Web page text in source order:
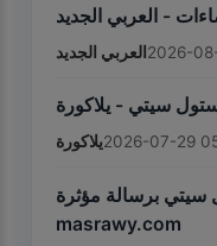
- العربي الجديد
العربي الجديد 2026-
سيتي - يلاكورة
يلاكورة2026-07-29
برسالة مؤثرة -
masrawy.com